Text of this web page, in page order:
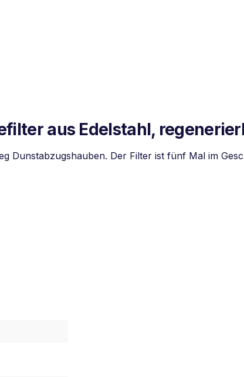
aus Edelstahl,
Dunstabzugshauben. Der Filter ist fünf Mal im